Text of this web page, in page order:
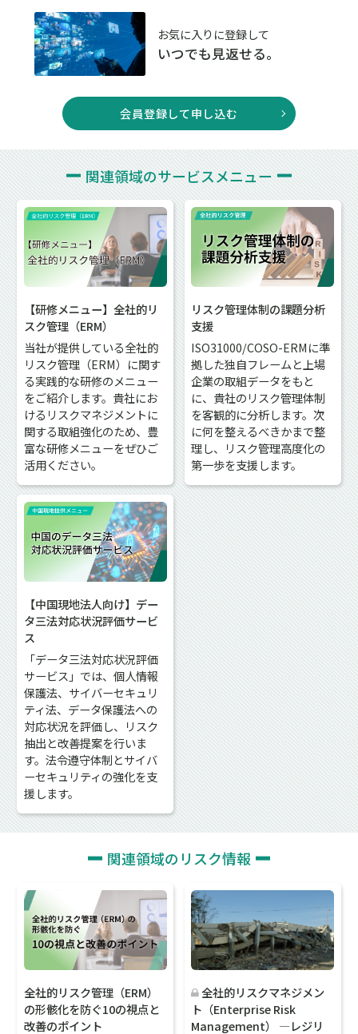
お気に入りに登録して
いつでも見返せる。
会員登録して申し込む
関連領域のサービスメニュー
【研修メニュー】全社的リ
スク管理（ERM）
当社が提供している全社的
リスク管理（ERM）に関す
る実践的な研修のメニュー
をご紹介します。貴社にお
けるリスクマネジメントに
関する取組強化のため、豊
富な研修メニューをぜひご
活用ください。
リスク管理体制の課題分析
支援
ISO31000/COSO-ERMに準
拠した独自フレームと上場
企業の取組データをもと
に、貴社のリスク管理体制
を客観的に分析します。次
に何を整えるべきかまで整
理し、リスク管理高度化の
第一歩を支援します。
【中国現地法人向け】デー
タ三法対応状況評価サービ
ス
「データ三法対応状況評価
サービス」では、個人情報
保護法、サイバーセキュリ
ティ法、データ保護法への
対応状況を評価し、リスク
抽出と改善提案を行いま
す。法令遵守体制とサイバ
ーセキュリティの強化を支
援します。
関連領域のリスク情報
全社的リスク管理（ERM）
の形骸化を防ぐ10の視点と
改善のポイント
全社的リスクマネジメン
ト（Enterprise Risk
Management） ―レジリ